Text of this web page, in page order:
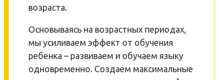
возраста.
Основываясь на возрастных периодах,
мы усиливаем эффект от обучения
ребенка – развиваем и обучаем языку
одновременно. Создаем максимальные